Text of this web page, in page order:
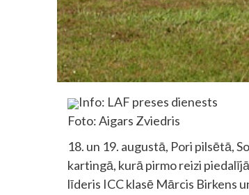
Info: LAF preses dienests
Foto: Aigars Zviedris
18. un 19. augustā, Pori pilsētā,
kartingā, kurā pirmo reizi
līderis ICC klasē Mārcis Birkens